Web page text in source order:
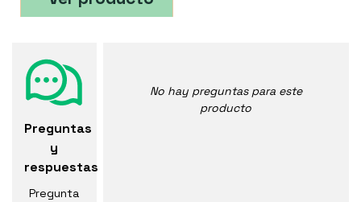
Preguntas
y
respuestas
Pregunta
No hay preguntas para este
producto